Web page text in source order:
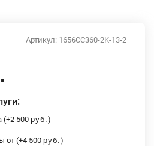
Артикул: 1656CC360-2K-13-2
(+2 500 руб. )
от (+4 500 руб. )